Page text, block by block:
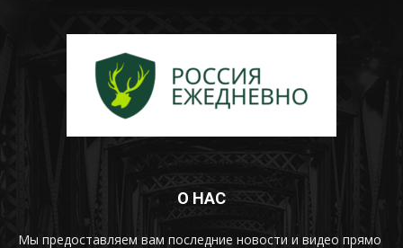
О НАС
Мы предоставляем вам последние новости и видео прямо